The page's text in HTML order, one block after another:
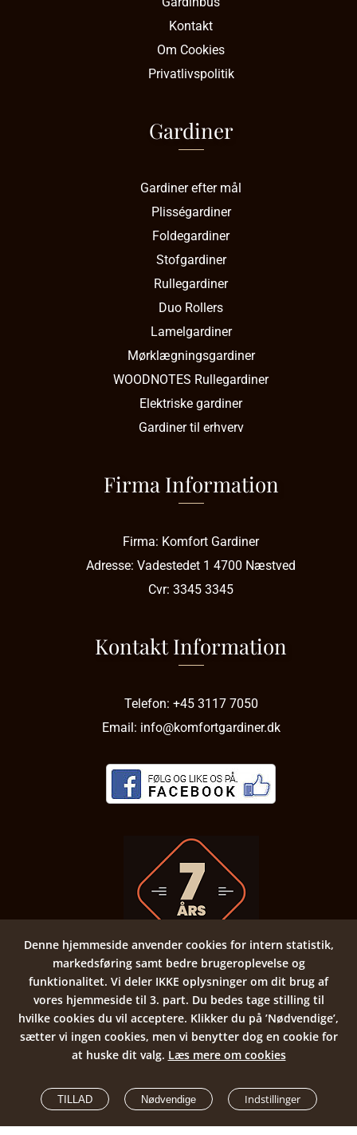
Kontakt
Om Cookies
Privatlivspolitik
Gardiner
Gardiner efter mål
Plisségardiner
Foldegardiner
Stofgardiner
Rullegardiner
Duo Rollers
Lamelgardiner
Mørklægningsgardiner
WOODNOTES Rullegardiner
Elektriske gardiner
Gardiner til erhverv
Firma Information
Firma: Komfort Gardiner
Adresse: Vadestedet 1 4700 Næstved
Cvr: 3345 3345
Kontakt Information
Telefon: +45 3117 7050
Email: info@komfortgardiner.dk
©2022 Komfortgardiner.dk
All Rights Reserved
Eteam.dk
Denne hjemmeside anvender cookies for intern statistik,
markedsføring samt bedre brugeroplevelse og
funktionalitet. Vi deler IKKE oplysninger om dit brug af
vores hjemmeside til 3. part. Du bedes tage stilling til
hvilke cookies du vil acceptere. Klikker du på ’Nødvendige’,
sætter vi ingen cookies, men vi benytter dog en cookie for
at huske dit valg. Læs mere om cookies
TILLAD Nødvendige Indstillinger
RING NU - 31 17 70 50